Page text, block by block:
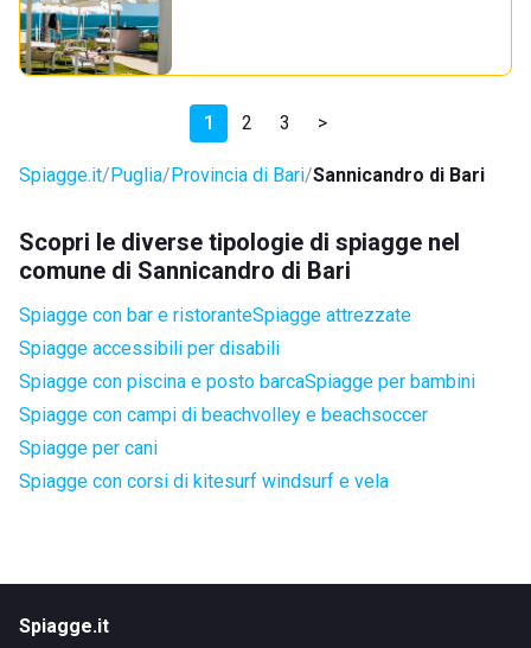
1 2 3 >
Spiagge.it Puglia Provincia di Bari Sannicandro di Bari
Scopri le diverse tipologie di spiagge nel
comune di Sannicandro di Bari
Spiagge con bar e ristoranteSpiagge attrezzate
Spiagge accessibili per disabili
Spiagge con piscina e posto barcaSpiagge per bambini
Spiagge con campi di beachvolley e beachsoccer
Spiagge per cani
Spiagge con corsi di kitesurf windsurf e vela
Spiagge.it